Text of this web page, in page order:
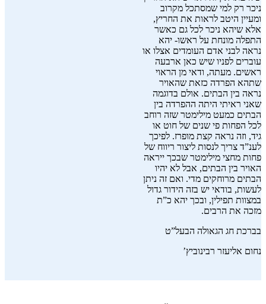
ניכר רק למי שמסתכל מקרוב
ומעיין היטב לראות את החריץ,
אלא שיהא ניכר לכל גם כאשר
התפלה מונחת על ראשו- יהא
נראה לבני אדם העומדים אצלו או
עוברים לפניו שיש כאן ארבעה
ראשים. מעתה, ודאי מן הראוי
שתהא הפרדה כזאת שהאויר
נראה בין הבתים. אולם בדוגמה
שאני ראיתי היתה ההפרדה בין
הבתים כמעט מילימטר שזה רוחב
לכל הפחות פי שנים של חוט או
גיד, וזה נראה קצת מופרז. לפיכך
לענ”ד צריך לנסות ליצור ריווח של
פחות מחצי מילימטר שבכך ייראה
האויר בין הבתים, אבל לא יהיו
הבתים מרוחקים מדי. ואם זה ניתן
לעשות, בודאי יש בזה הידור גדול
במצוות תפילין, ובכך יהא כ”ת
מזכה את הרבים.
בברכת חג הגאולה הבעל”ט
נחום אליעזר רבינוביץ’